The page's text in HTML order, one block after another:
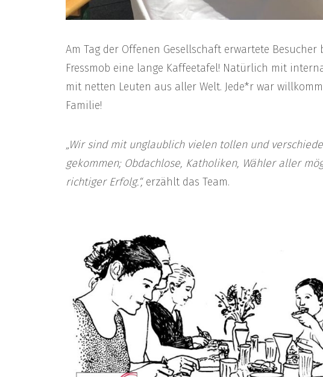
Am Tag der Offenen Gesellschaft erwartete
Fressmob eine lange Kaffeetafel! Natürlich mit
mit netten Leuten aus aller Welt. Jede*r war
Familie!
„Wir sind mit unglaublich vielen tollen und
gekommen; Obdachlose, Katholiken, Wähler aller
richtiger Erfolg.“,erzählt das Team.